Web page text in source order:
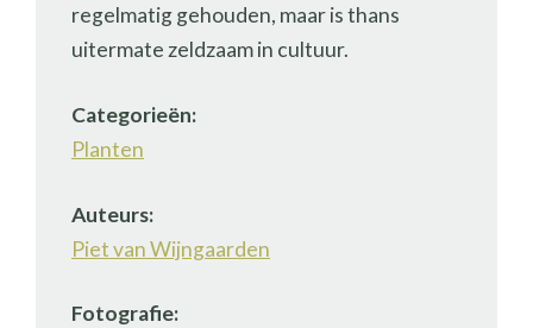
regelmatig gehouden, maar is thans
uitermate zeldzaam in cultuur.
Categorieën:
Planten
Auteurs:
Piet van Wijngaarden
Fotografie: